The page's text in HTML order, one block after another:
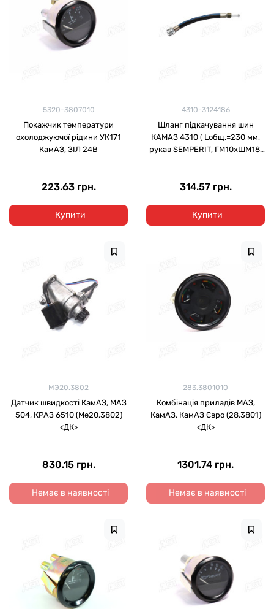
5320-3807010
Покажчик температури
охолоджуючої рідини УК171
КамАЗ, ЗІЛ 24В
223.63 грн.
Купити
4310-3124186
Шланг підкачування шин
КАМАЗ 4310 ( Lобщ.=230 мм,
рукав SEMPERIT, ГМ10хШМ18,
314.57 грн.
Купити
МЭ20.3802
Датчик швидкості КамАЗ, МАЗ
504, КРАЗ 6510 (Ме20.3802)
<ДК>
830.15 грн.
Немає в наявності
283.3801010
Комбінація приладів МАЗ,
КамАЗ, КамАЗ Євро (28.3801)
<ДК>
1301.74 грн.
Немає в наявності